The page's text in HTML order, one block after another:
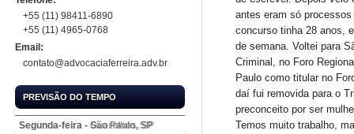
+55 (11) 98411-6890
+55 (11) 4965-0768
Email:
contato@advocaciaferreira.adv.br
PREVISÃO DO TEMPO
Segunda-feira - São Paulo, SP
Segunda-feira - Guarulhos, SP